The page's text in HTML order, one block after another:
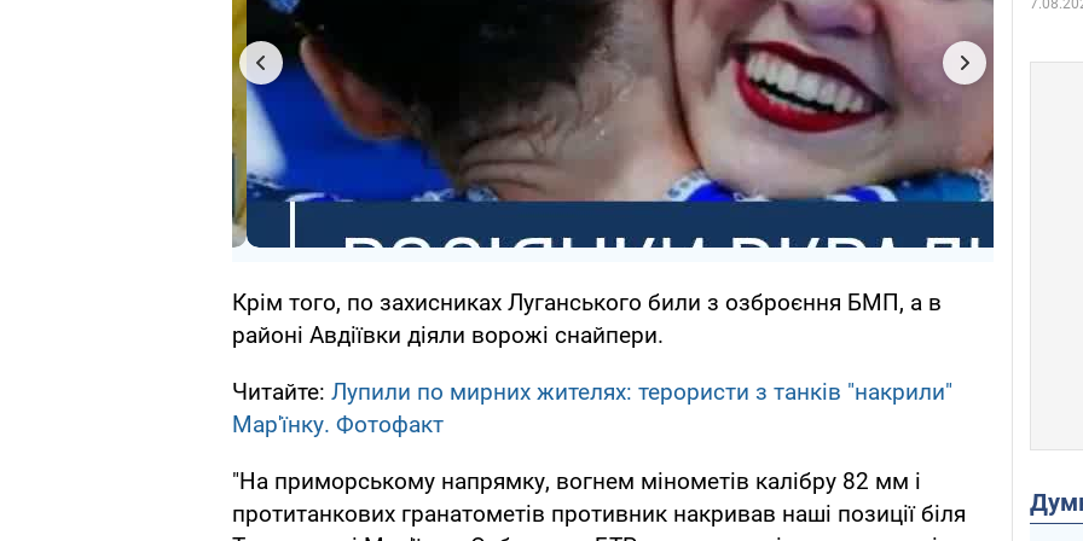
Крім того, по захисниках Луганського били з озброєння БМП, а в
районі Авдіївки діяли ворожі снайпери.
Читайте: Лупили по мирних жителях: терористи з танків "накрили"
Мар'їнку. Фотофакт
"На приморському напрямку, вогнем мінометів калібру 82 мм і
протитанкових гранатометів противник накривав наші позиції біля